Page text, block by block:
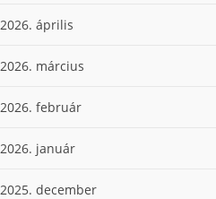
2026. április
2026. március
2026. február
2026. január
2025. december